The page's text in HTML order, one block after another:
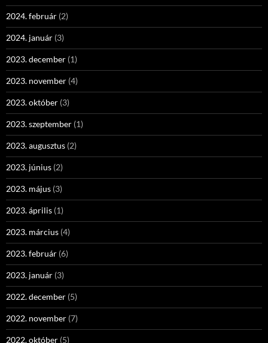
2024. február (2)
2024. január (3)
2023. december (1)
2023. november (4)
2023. október (3)
2023. szeptember (1)
2023. augusztus (2)
2023. június (2)
2023. május (3)
2023. április (1)
2023. március (4)
2023. február (6)
2023. január (3)
2022. december (5)
2022. november (7)
2022. október (5)